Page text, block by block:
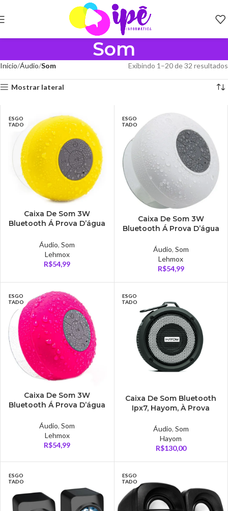
Som
Início Áudio Som Exibindo 1–20 de 32 resultados
Mostrar lateral
ESGO
TADO
Caixa De Som 3W
Bluetooth Á Prova D’água
Áudio,Som
Lehmox
R$54,99
ESGO
TADO
Caixa De Som 3W
Bluetooth Á Prova D’água
Áudio, Som
Lehmox
R$54,99
ESGO
TADO
Caixa De Som 3W
Bluetooth Á Prova D’água
Áudio,Som
Lehmox
R$54,99
ESGO
TADO
Caixa De Som Bluetooth
Ipx7, Hayom, À Prova
Áudio, Som
Hayom
R$130,00
ESGO
TADO
ESGO
TADO